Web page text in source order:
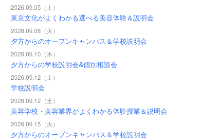
2026.09.05（土）
東京文化がよくわかる選べる美容体験＆説明会
2026.09.08（火）
夕方からのオープンキャンパス＆学校説明会
2026.09.10（木）
夕方からの学校説明会&個別相談会
2026.09.12（土）
学校説明会
2026.09.12（土）
美容学校・美容業界がよくわかる体験授業＆説明会
2026.09.15（火）
夕方からのオープンキャンパス＆学校説明会